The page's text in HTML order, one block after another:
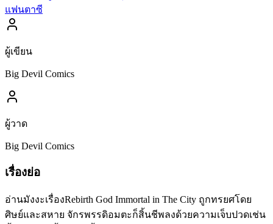
แฟนตาซี
ผู้เขียน
Big Devil Comics
ผู้วาด
Big Devil Comics
เรื่องย่อ
อ่านมังงะเรื่องRebirth God Immortal in The City ถูกทรยศโดย
ศิษย์และสหาย จักรพรรดิอมตะก็สิ้นชีพลงด้วยความเจ็บปวดเช่น